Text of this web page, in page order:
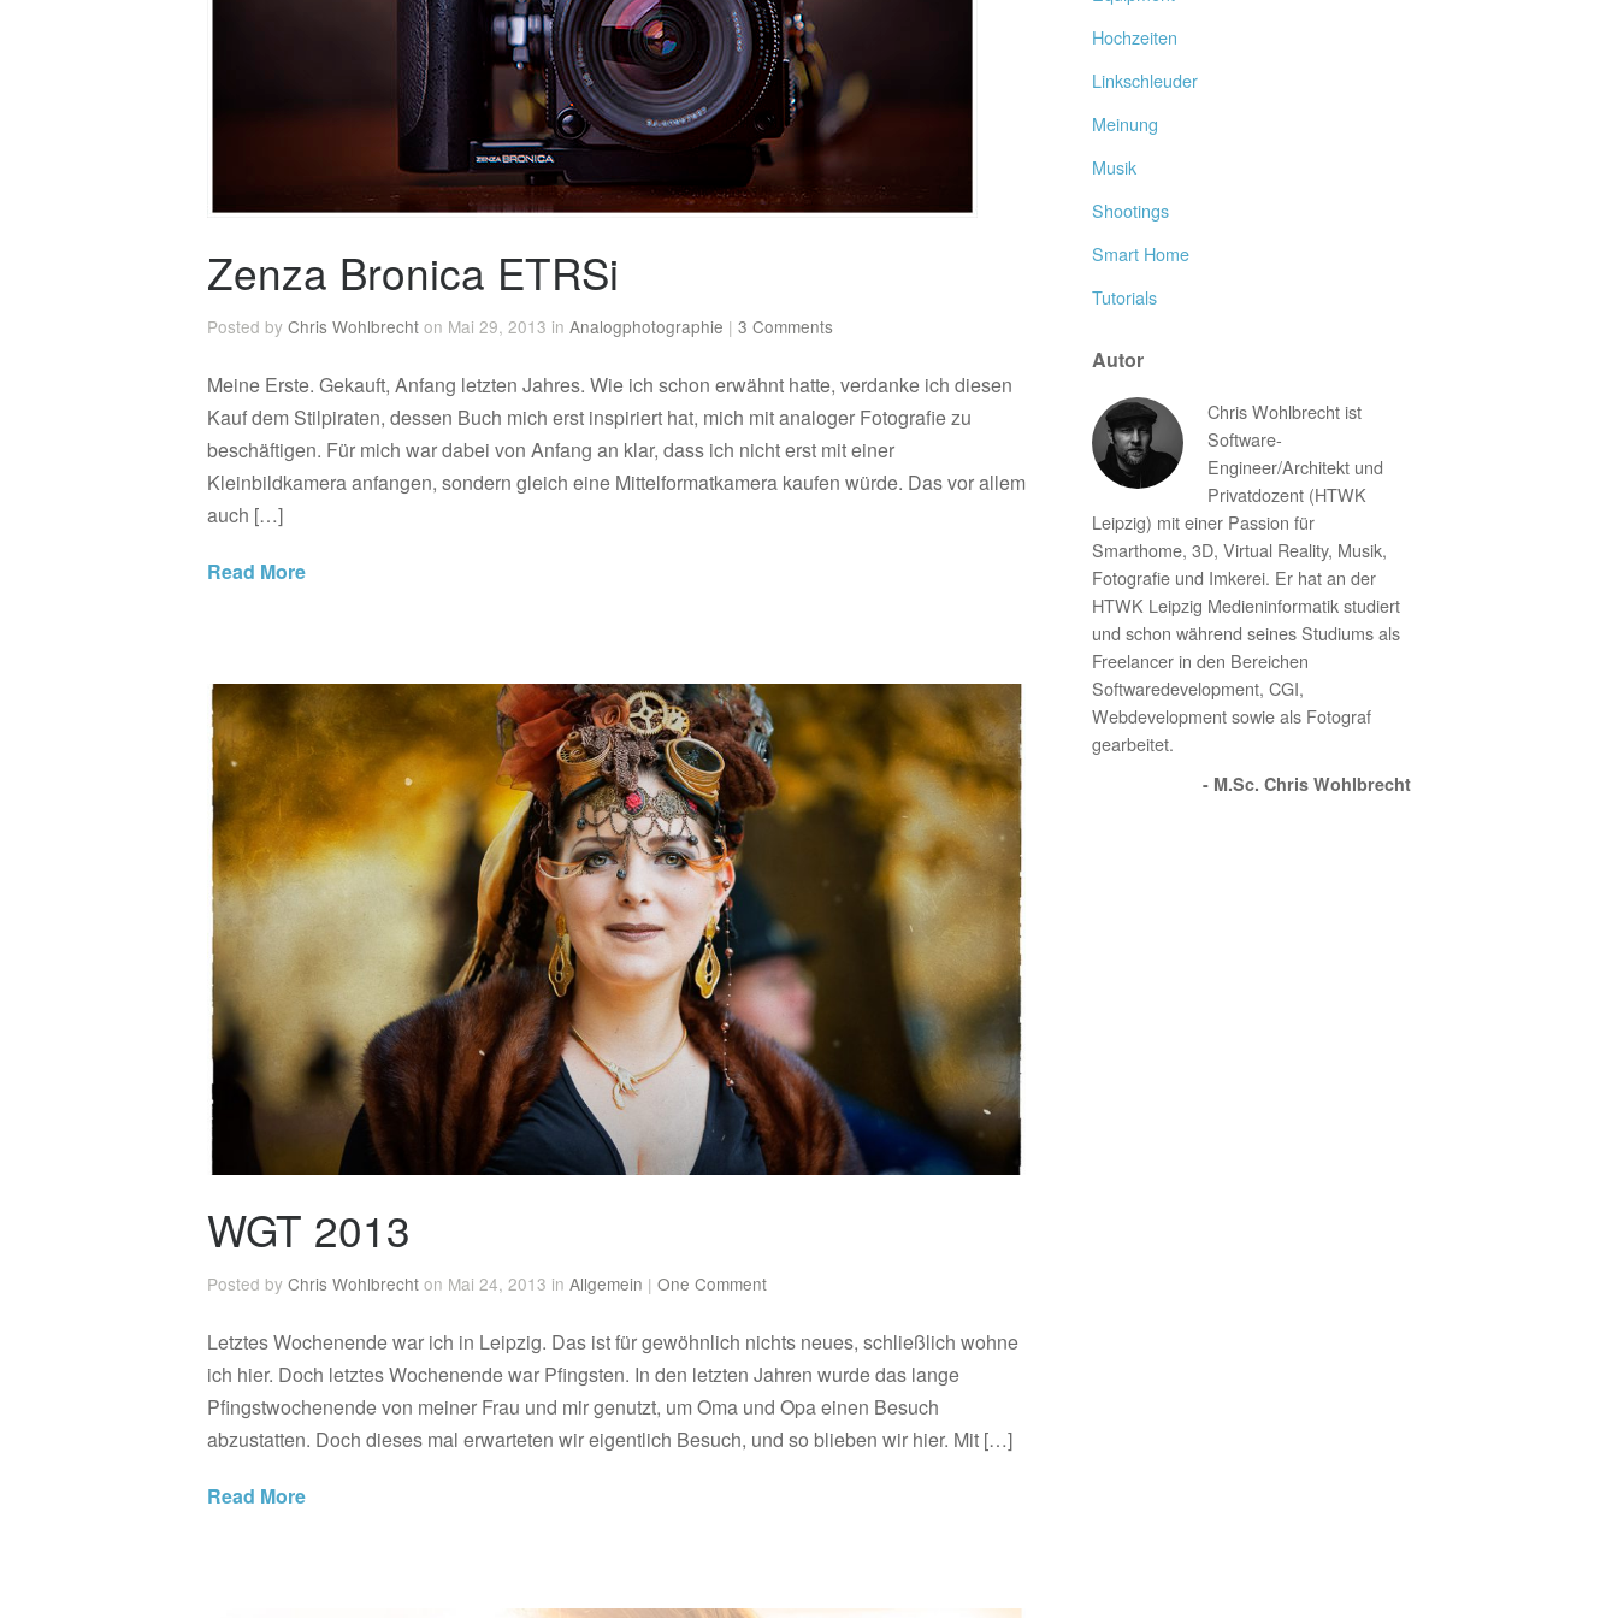
Zenza Bronica ETRSi
Posted by Chris Wohlbrecht on Mai 29, 2013 in Analogphotographie | 3 Comments
Meine Erste. Gekauft, Anfang letzten Jahres. Wie ich schon erwähnt hatte, verdanke ich diesen
Kauf dem Stilpiraten, dessen Buch mich erst inspiriert hat, mich mit analoger Fotografie zu
beschäftigen. Für mich war dabei von Anfang an klar, dass ich nicht erst mit einer
Kleinbildkamera anfangen, sondern gleich eine Mittelformatkamera kaufen würde. Das vor allem
auch […]
Read More
WGT 2013
Posted by Chris Wohlbrecht on Mai 24, 2013 in Allgemein | One Comment
Letztes Wochenende war ich in Leipzig. Das ist für gewöhnlich nichts neues, schließlich wohne
ich hier. Doch letztes Wochenende war Pfingsten. In den letzten Jahren wurde das lange
Pfingstwochenende von meiner Frau und mir genutzt, um Oma und Opa einen Besuch
abzustatten. Doch dieses mal erwarteten wir eigentlich Besuch, und so blieben wir hier. Mit […]
Read More
Hochzeiten
Linkschleuder
Meinung
Musik
Shootings
Smart Home
Tutorials
Autor
Chris Wohlbrecht ist
Software-
Engineer/Architekt und
Privatdozent (HTWK
Leipzig) mit einer Passion für
Smarthome, 3D, Virtual Reality, Musik,
Fotografie und Imkerei. Er hat an der
HTWK Leipzig Medieninformatik studiert
und schon während seines Studiums als
Freelancer in den Bereichen
Softwaredevelopment, CGI,
Webdevelopment sowie als Fotograf
gearbeitet.
- M.Sc. Chris Wohlbrecht